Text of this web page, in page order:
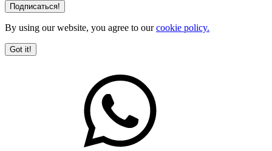
By using our website, you agree to ourcookie policy.
Got it!